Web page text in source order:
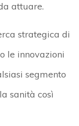
attuare.
strategica di
le innovazioni
segmento
sanità così